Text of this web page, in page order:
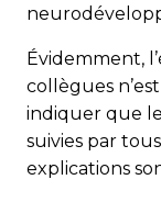
Évidemment,
collègues
indiquer que
suivies par
explications